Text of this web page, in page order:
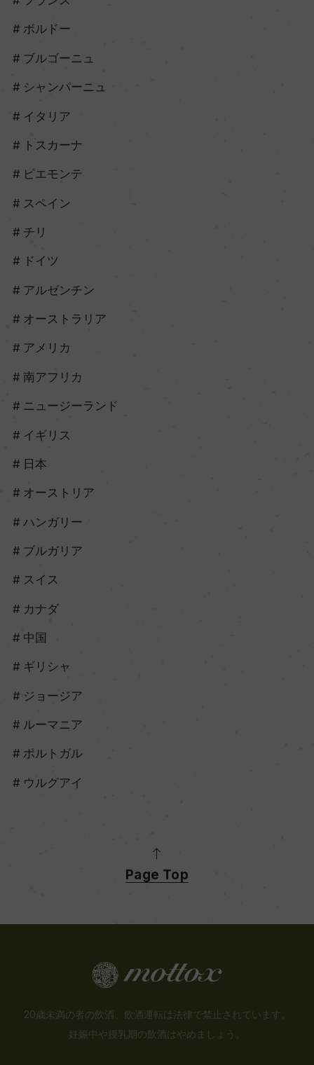
ボルドー
ブルゴーニュ
シャンパーニュ
イタリア
トスカーナ
ピエモンテ
スペイン
チリ
ドイツ
アルゼンチン
オーストラリア
アメリカ
南アフリカ
ニュージーランド
イギリス
日本
オーストリア
ハンガリー
ブルガリア
スイス
カナダ
中国
ギリシャ
ジョージア
ルーマニア
ポルトガル
ウルグアイ
Page Top
20歳未満の者の飲酒、飲酒運転は法律で禁止されています。
妊娠中や授乳期の飲酒はやめましょう。